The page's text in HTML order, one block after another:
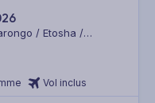
/ Etosha /
Naukluft
Vol inclus